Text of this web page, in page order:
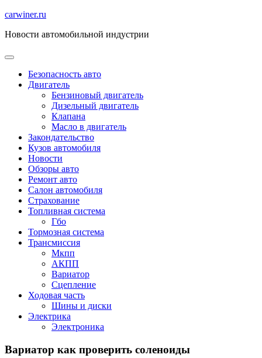
Перейти
содержимому
carwiner.ru
Новости автомобильной индустрии
Безопасность авто
Двигатель
Бензиновый двигатель
Дизельный двигатель
Клапана
Масло в двигатель
Закондательство
Кузов автомобиля
Новости
Обзоры авто
Ремонт авто
Салон автомобиля
Страхование
Топливная система
Гбо
Тормозная система
Трансмиссия
Мкпп
АКПП
Вариатор
Сцепление
Ходовая часть
Шины и диски
Электрика
Электроника
Вариатор как проверить соленоиды